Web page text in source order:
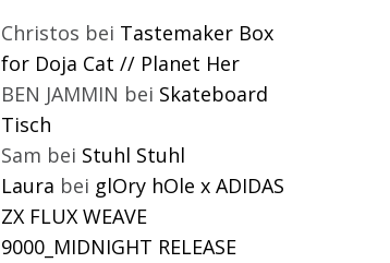
Christos bei Tastemaker Box
for Doja Cat // Planet Her
BEN JAMMIN bei Skateboard
Tisch
Sam bei Stuhl Stuhl
Laura bei glOry hOle x ADIDAS
ZX FLUX WEAVE
9000_MIDNIGHT RELEASE